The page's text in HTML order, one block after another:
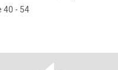
40 - 54